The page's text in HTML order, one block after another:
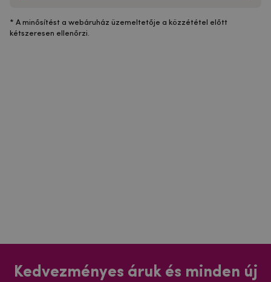
* A minősítést a webáruház üzemeltetője a közzététel előtt
kétszeresen ellenőrzi.
Kedvezményes áruk és minden új